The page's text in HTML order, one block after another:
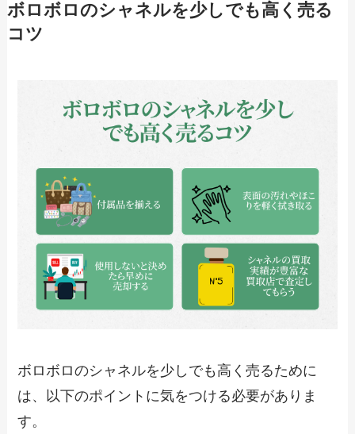
ボロボロのシャネルを少しでも高く売る
コツ
ボロボロのシャネルを少しでも高く売るために
は、以下のポイントに気をつける必要がありま
す。